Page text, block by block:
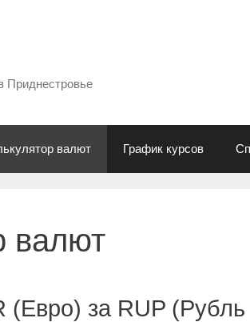
Приднестровье
валют График курсов
валют
(Евро) за RUP